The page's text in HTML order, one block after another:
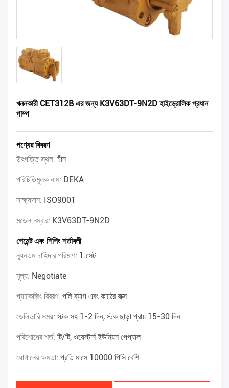
খননকারী CET312B এর জন্য K3V63DT-9N2D হাইড্রোলিক প্রধান
পাম্প
পণ্যের বিবরণ
উৎপত্তি স্থল: চীন
পরিচিতিমুলক নাম: DEKA
সাক্ষ্যদান: ISO9001
মডেল নম্বার: K3V63DT-9N2D
পেমেন্ট এবং শিপিং শর্তাবলী
ন্যূনতম চাহিদার পরিমাণ: 1 সেট
মূল্য: Negotiate
প্যাকেজিং বিবরণ: পলি ব্যাগ এবং কাঠের বাক্স
ডেলিভারি সময়:স্টক সহ 1-2 দিন, স্টক ছাড়া প্রায় 15-30 দিন
পরিশোধের শর্ত: টি/টি, ওয়েস্টার্ন ইউনিয়ন পেপ্যাল
যোগানের ক্ষমতা: প্রতি মাসে 10000 পিসি বেশি